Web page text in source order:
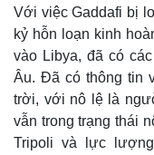
Với việc Gaddafi bị
kỷ hỗn loạn kinh
vào Libya, đã có
Âu. Đã có thông tin
trời, với nô lệ là
vẫn trong trạng thái
Tripoli và lực